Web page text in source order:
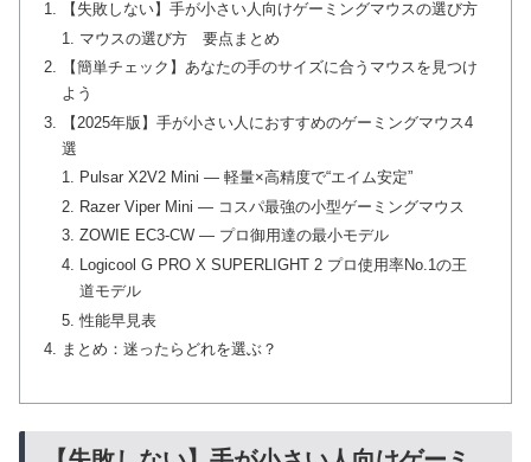
【失敗しない】手が小さい人向けゲーミングマウスの選び方
マウスの選び方 要点まとめ
【簡単チェック】あなたの手のサイズに合うマウスを見つけ
よう
【2025年版】手が小さい人におすすめのゲーミングマウス4
選
Pulsar X2V2 Mini — 軽量×高精度で“エイム安定”
Razer Viper Mini — コスパ最強の小型ゲーミングマウス
ZOWIE EC3-CW — プロ御用達の最小モデル
Logicool G PRO X SUPERLIGHT 2 プロ使用率No.1の王
道モデル
性能早見表
まとめ：迷ったらどれを選ぶ？